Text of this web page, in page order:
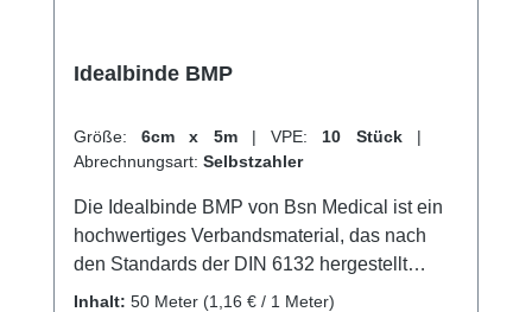
Idealbinde BMP
Größe: 6cm x 5m | VPE: 10 Stück |
Abrechnungsart: Selbstzahler
Die Idealbinde BMP von Bsn Medical ist ein
hochwertiges Verbandsmaterial, das nach
den Standards der DIN 6132 hergestellt
wurde. Sie ist luftdurchlässig, nicht
Inhalt: 50 Meter (1,16 € / 1 Meter)